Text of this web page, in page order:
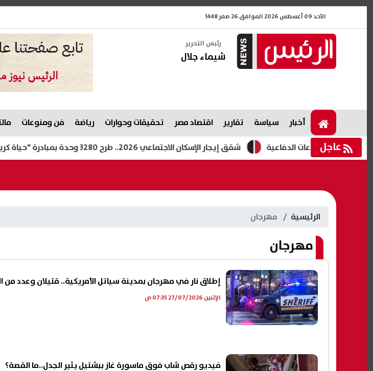
الأحد 09 أغسطس 2026 الموافق 26 صفر 1448
رئيس التحرير
شيماء جلال
أخبار سياسة تقارير اقتصاد مصر تحقيقات وحوارات رياضة فن ومنوعات
عاجل شقق إيجار الإسكان الاجتماعي 2026.. طرح 3280 وحدة بمبادرة "حياة كريمة " الدفاعية
الرئيسية مهرجان
مهرجان
إطلاق نار في مهرجان بمدينة سياتل الأمريكية.. قتيلان وعدد
الإثنين 27/07/2026 07:35 ص
فيديو رقص شاب فوق ماسورة غاز ببشتيل يثير الجدل..ما القصة؟